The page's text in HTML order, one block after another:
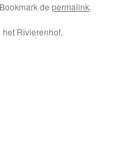
de permalink.
het Rivierenhof.